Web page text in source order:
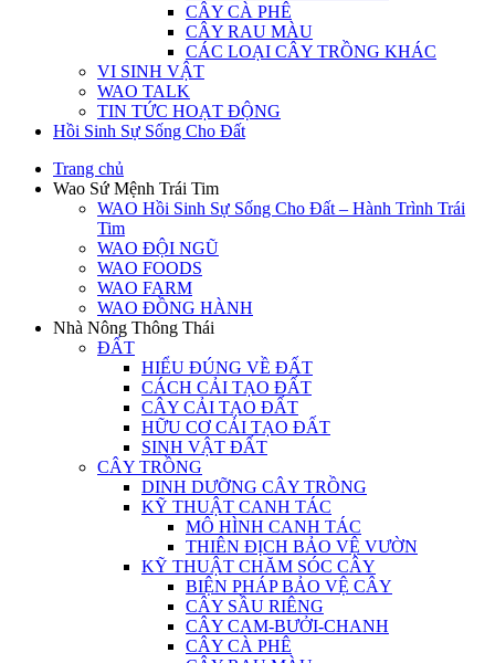
CÂY CÀ PHÊ
CÂY RAU MÀU
CÁC LOẠI CÂY TRỒNG KHÁC
VI SINH VẬT
WAO TALK
TIN TỨC HOẠT ĐỘNG
Hồi Sinh Sự Sống Cho Đất
Trang chủ
Wao Sứ Mệnh Trái Tim
WAO Hồi Sinh Sự Sống Cho Đất – Hành Trình Trái
Tim
WAO ĐỘI NGŨ
WAO FOODS
WAO FARM
WAO ĐỒNG HÀNH
Nhà Nông Thông Thái
ĐẤT
HIỂU ĐÚNG VỀ ĐẤT
CÁCH CẢI TẠO ĐẤT
CÂY CẢI TẠO ĐẤT
HỮU CƠ CẢI TẠO ĐẤT
SINH VẬT ĐẤT
CÂY TRỒNG
DINH DƯỠNG CÂY TRỒNG
KỸ THUẬT CANH TÁC
MÔ HÌNH CANH TÁC
THIÊN ĐỊCH BẢO VỆ VƯỜN
KỸ THUẬT CHĂM SÓC CÂY
BIỆN PHÁP BẢO VỆ CÂY
CÂY SẦU RIÊNG
CÂY CAM-BƯỞI-CHANH
CÂY CÀ PHÊ